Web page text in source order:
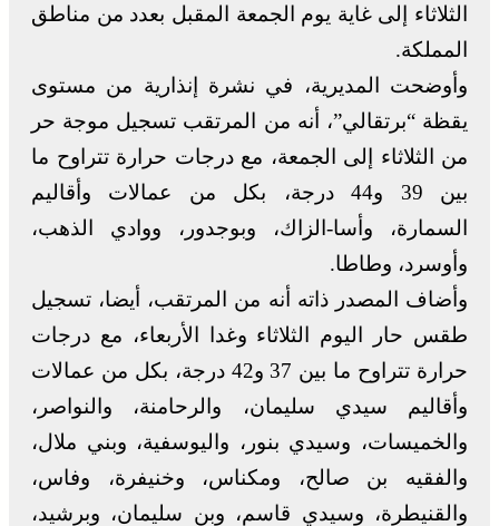
الثلاثاء إلى غاية يوم الجمعة المقبل بعدد من مناطق
المملكة.
وأوضحت المديرية، في نشرة إنذارية من مستوى
يقظة “برتقالي”، أنه من المرتقب تسجيل موجة حر
من الثلاثاء إلى الجمعة، مع درجات حرارة تتراوح ما
بين 39 و44 درجة، بكل من عمالات وأقاليم
السمارة، وأسا-الزاك، وبوجدور، ووادي الذهب،
وأوسرد، وطاطا.
وأضاف المصدر ذاته أنه من المرتقب، أيضا، تسجيل
طقس حار اليوم الثلاثاء وغدا الأربعاء، مع درجات
حرارة تتراوح ما بين 37 و42 درجة، بكل من عمالات
وأقاليم سيدي سليمان، والرحامنة، والنواصر،
والخميسات، وسيدي بنور، واليوسفية، وبني ملال،
والفقيه بن صالح، ومكناس، وخنيفرة، وفاس،
والقنيطرة، وسيدي قاسم، وبن سليمان، وبرشيد،